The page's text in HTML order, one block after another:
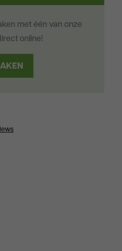
met één van onze
online!